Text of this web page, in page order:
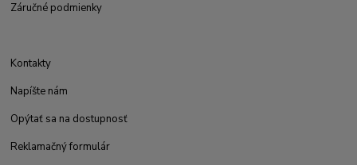
Záručné podmienky
Kontakty
Napíšte nám
Opýtať sa na dostupnosť
Reklamačný formulár